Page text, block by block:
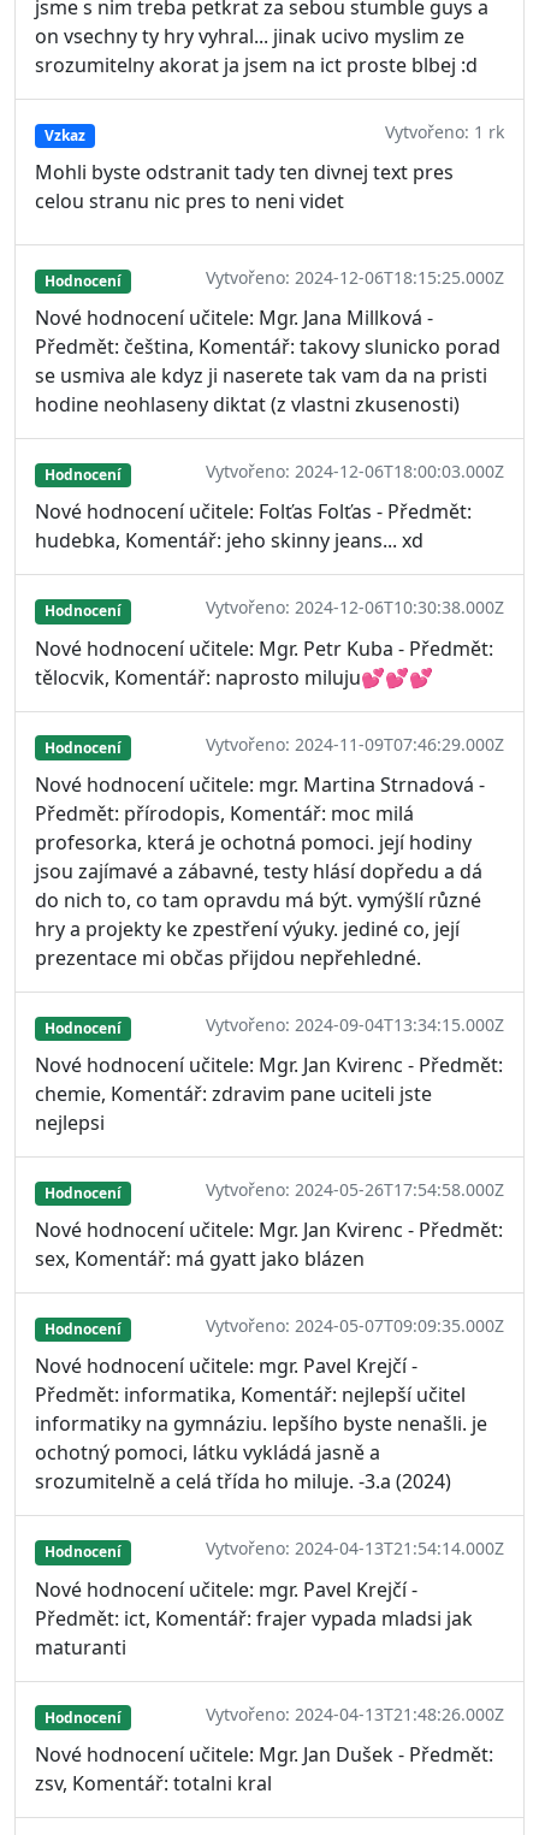
jsme s nim treba petkrat za sebou stumble guys a
on vsechny ty hry vyhral... jinak ucivo myslim ze
srozumitelny akorat ja jsem na ict proste blbej :d
Vzkaz Vytvořeno: 1 rk
Mohli byste odstranit tady ten divnej text pres
celou stranu nic pres to neni videt
Hodnocení Vytvořeno: 2024-12-06T18:15:25.000Z
Nové hodnocení učitele: Mgr. Jana Millková -
Předmět: čeština, Komentář: takovy slunicko porad
se usmiva ale kdyz ji naserete tak vam da na pristi
hodine neohlaseny diktat (z vlastni zkusenosti)
Hodnocení Vytvořeno: 2024-12-06T18:00:03.000Z
Nové hodnocení učitele: Folťas Folťas - Předmět:
hudebka, Komentář: jeho skinny jeans... xd
Hodnocení Vytvořeno: 2024-12-06T10:30:38.000Z
Nové hodnocení učitele: Mgr. Petr Kuba - Předmět:
tělocvik, Komentář: naprosto miluju💕💕💕
Hodnocení Vytvořeno: 2024-11-09T07:46:29.000Z
Nové hodnocení učitele: mgr. Martina Strnadová -
Předmět: přírodopis, Komentář: moc milá
profesorka, která je ochotná pomoci. její hodiny
jsou zajímavé a zábavné, testy hlásí dopředu a dá
do nich to, co tam opravdu má být. vymýšlí různé
hry a projekty ke zpestření výuky. jediné co, její
prezentace mi občas přijdou nepřehledné.
Hodnocení Vytvořeno: 2024-09-04T13:34:15.000Z
Nové hodnocení učitele: Mgr. Jan Kvirenc - Předmět:
chemie, Komentář: zdravim pane uciteli jste
nejlepsi
Hodnocení Vytvořeno: 2024-05-26T17:54:58.000Z
Nové hodnocení učitele: Mgr. Jan Kvirenc - Předmět:
sex, Komentář: má gyatt jako blázen
Hodnocení Vytvořeno: 2024-05-07T09:09:35.000Z
Nové hodnocení učitele: mgr. Pavel Krejčí -
Předmět: informatika, Komentář: nejlepší učitel
informatiky na gymnáziu. lepšího byste nenašli. je
ochotný pomoci, látku vykládá jasně a
srozumitelně a celá třída ho miluje. -3.a (2024)
Hodnocení Vytvořeno: 2024-04-13T21:54:14.000Z
Nové hodnocení učitele: mgr. Pavel Krejčí -
Předmět: ict, Komentář: frajer vypada mladsi jak
maturanti
Hodnocení Vytvořeno: 2024-04-13T21:48:26.000Z
Nové hodnocení učitele: Mgr. Jan Dušek - Předmět:
zsv, Komentář: totalni kral